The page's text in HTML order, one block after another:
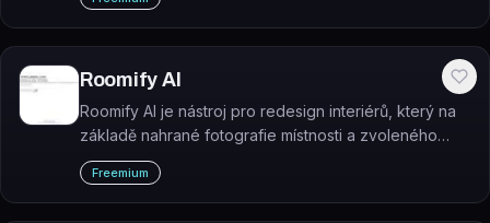
obsahu.
Roomify AI
Roomify AI je nástroj pro redesign interiérů, který na
základě nahrané fotografie místnosti a zvoleného
stylu vygeneruje nový vizuální návrh.
Freemium